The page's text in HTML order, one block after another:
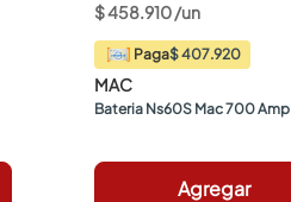
$458.910/un
Paga$ 407.920
MAC
Bateria Ns60S Mac 700 Amp
Agregar